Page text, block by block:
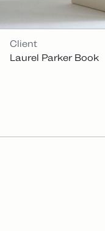
Client
Laurel Parker Book